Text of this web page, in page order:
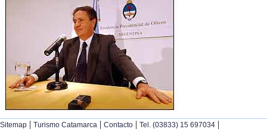
Sitemap | Turismo Catamarca | Contacto | Tel. (03833) 15 697034 |